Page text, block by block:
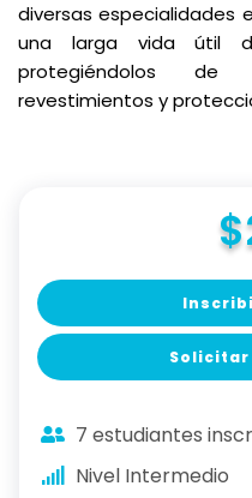
diversas especialidades
una larga vida útil
protegiéndolos de
revestimientos y
7 estudiantes
Nivel Intermedio